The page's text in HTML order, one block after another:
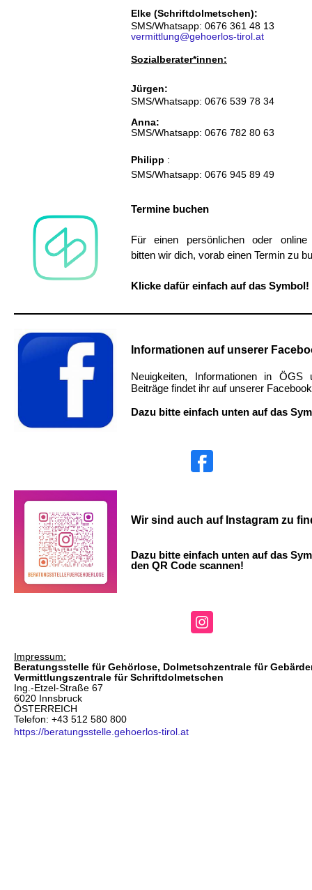
Elke (Schriftdolmetschen):
SMS/Whatsapp: 0676 361 48 13
vermittlung@gehoerlos-tirol.at
Sozialberater*innen:
Jürgen:
SMS/Whatsapp: 0676 539 78 34
Anna:
SMS/Whatsapp: 0676 782 80 63
Philipp :
SMS/Whatsapp: 0676 945 89 49
Termine buchen
Für einen persönlichen oder online
bitten wir dich, vorab einen Termin zu
Klicke dafür einfach auf das Symbol!
Informationen auf unserer
Neuigkeiten, Informationen in ÖGS
Beiträge findet ihr auf unserer
Dazu bitte einfach unten auf das
Wir sind auch auf Instagram zu
Dazu bitte einfach unten auf das
den QR Code scannen!
Impressum:
Beratungsstelle für Gehörlose, Dolmetschzentrale für
Vermittlungszentrale für Schriftdolmetschen
Ing.-Etzel-Straße 67
6020 Innsbruck
ÖSTERREICH
Telefon: +43 512 580 800
https://beratungsstelle.gehoerlos-tirol.at